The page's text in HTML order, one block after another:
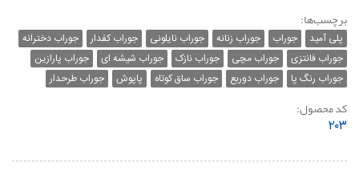
برچسب‌ها:
پلی آمید جوراب جوراب زنانه جوراب نایلونی جوراب کفدار
جوراب دخترانه
جوراب فانتزی
جوراب مچی جوراب نازک جوراب شیشه ای
جوراب پارازین
جوراب رنگ پا
جوراب دوربع جوراب ساق کوتاه پاپوش جوراب طرحدار
کد محصول:
۲۰۳